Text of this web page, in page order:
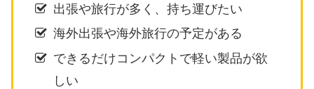
出張や旅行が多く、持ち運びたい
海外出張や海外旅行の予定がある
できるだけコンパクトで軽い製品が欲
しい